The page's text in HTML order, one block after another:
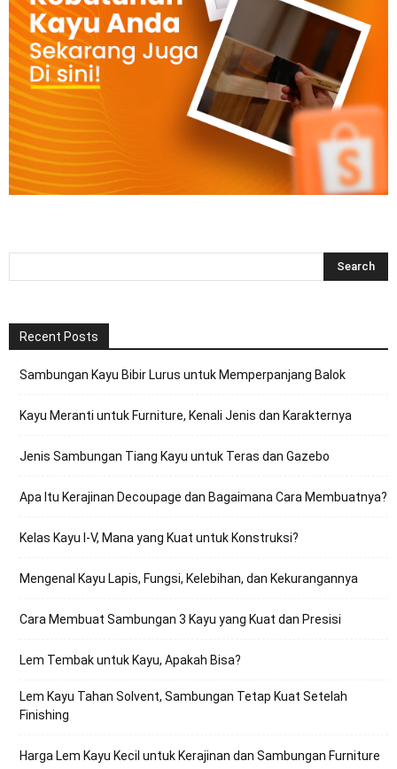
Recent Posts
Sambungan Kayu Bibir Lurus untuk Memperpanjang Balok
Kayu Meranti untuk Furniture, Kenali Jenis dan Karakternya
Jenis Sambungan Tiang Kayu untuk Teras dan Gazebo
Apa Itu Kerajinan Decoupage dan Bagaimana Cara Membuatnya?
Kelas Kayu I-V, Mana yang Kuat untuk Konstruksi?
Mengenal Kayu Lapis, Fungsi, Kelebihan, dan Kekurangannya
Cara Membuat Sambungan 3 Kayu yang Kuat dan Presisi
Lem Tembak untuk Kayu, Apakah Bisa?
Lem Kayu Tahan Solvent, Sambungan Tetap Kuat Setelah
Finishing
Harga Lem Kayu Kecil untuk Kerajinan dan Sambungan Furniture